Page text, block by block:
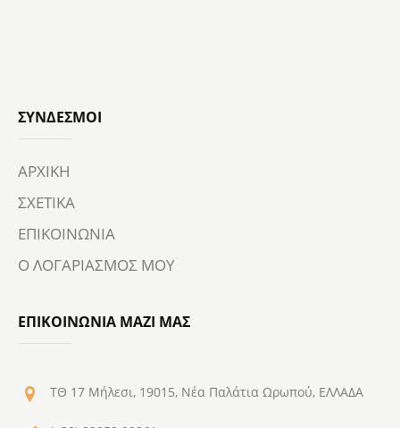
ΣΎΝΔΕΣΜΟΙ
ΑΡΧΙΚΗ
ΣΧΕΤΙΚΑ
ΕΠΙΚΟΙΝΩΝΙΑ
Ο ΛΟΓΑΡΙΑΣΜΟΣ ΜΟΥ
ΕΠΙΚΟΙΝΩΝΙΑ ΜΑΖΙ ΜΑΣ
ΤΘ 17 Μήλεσι, 19015, Νέα Παλάτια Ωρωπού, ΕΛΛΑΔΑ